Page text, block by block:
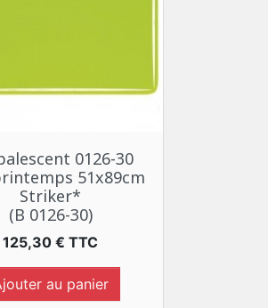
Aperçu rapide0126-30
51x89cm
Striker*
(B 0126-30)
Prix
125,30 € TTC
au panier